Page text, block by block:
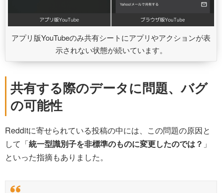
アプリ版YouTubeのみ共有シートにアプリやアクションが表
示されない状態が続いています。
共有する際のデータに問題、バグ
の可能性
Redditに寄せられている投稿の中には、この問題の原因と
して「統一型識別子を非標準のものに変更したのでは？ 」
といった指摘もありました。